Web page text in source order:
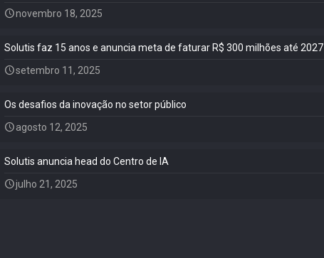
novembro 18, 2025
Solutis faz 15 anos e anuncia meta de faturar R$ 300 milhões até 2027
setembro 11, 2025
Os desafios da inovação no setor público
agosto 12, 2025
Solutis anuncia head do Centro de IA
julho 21, 2025